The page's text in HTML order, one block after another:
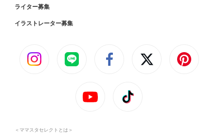
ライター募集
イラストレーター募集
＜ママスタセレクトとは＞